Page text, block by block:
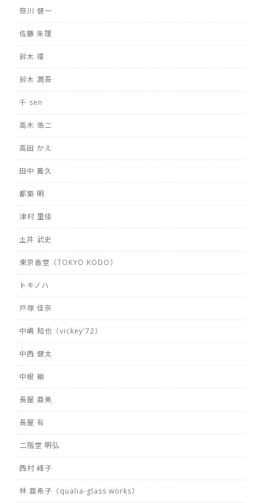
笹川 健一
佐藤 朱理
鈴木 環
鈴木 潤吾
千 sen
高木 浩二
高田 かえ
田中 義久
都築 明
津村 里佳
土井 武史
東京香堂（TOKYO KODO）
トキノハ
戸塚 佳奈
中嶋 和也（vickey'72）
中西 健太
中根 嶺
長屋 亜美
長屋 有
二階堂 明弘
西村 峰子
林 亜希子（qualia-glass works）